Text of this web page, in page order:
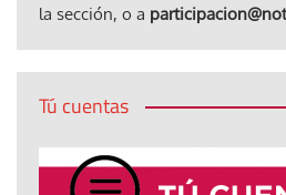
la sección, o a
Tú cuentas